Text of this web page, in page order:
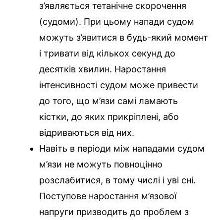
з’являється тетанічне скорочення
(судоми). При цьому напади судом
можуть з’явитися в будь-який момент
і тривати від кількох секунд до
десятків хвилин. Наростання
інтенсивності судом може привести
до того, що м’язи самі ламають
кістки, до яких прикріплені, або
відриваються від них.
Навіть в періоди між нападами судом
м’язи не можуть повноцінно
розслабитися, в тому числі і уві сні.
Поступове наростання м’язової
напруги призводить до проблем з